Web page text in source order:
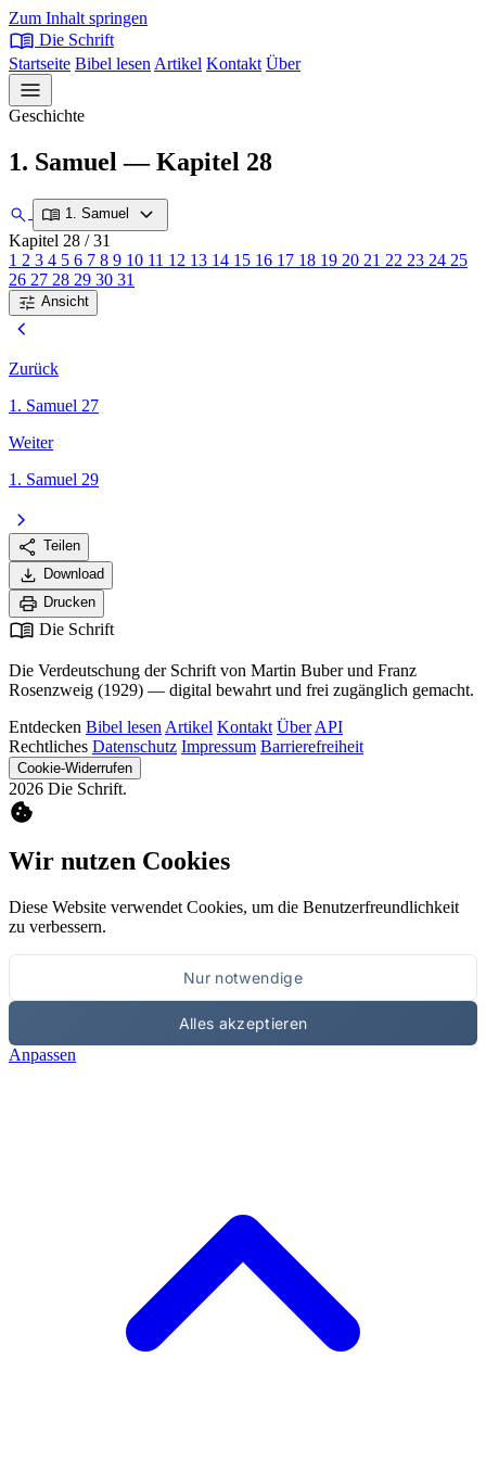
Zum Inhalt springen
menu_book Die Schrift
Startseite Bibel lesen Artikel Kontakt Über
menu
Geschichte
1. Samuel — Kapitel 28
search menu_book 1. Samuel expand_more
Kapitel 28 / 31
1 2 3 4 5 6 7 8 9 10 11 12 13 14 15 16 17 18 19 20 21 22 23 24 25
26 27 28 29 30 31
tune Ansicht
chevron_left
Zurück
1. Samuel 27
Weiter
1. Samuel 29
chevron_right
share Teilen
download Download
print Drucken
menu_book Die Schrift
Die Verdeutschung der Schrift von Martin Buber und Franz
Rosenzweig (1929) — digital bewahrt und frei zugänglich gemacht.
Entdecken Bibel lesen Artikel Kontakt Über API
Rechtliches Datenschutz Impressum Barrierefreiheit
Cookie-Widerrufen
2026 Die Schrift.
cookie
Wir nutzen Cookies
Diese Website verwendet Cookies, um die Benutzerfreundlichkeit
zu verbessern.
Nur notwendige
Alles akzeptieren
Anpassen